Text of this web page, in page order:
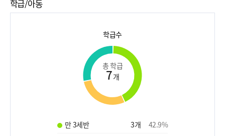
학급/아동
학급수
총 학급
7개
만 3세반 3개 42.9%